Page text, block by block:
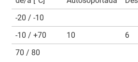
-20 / -10
-10 / +70
10 6
70 / 80